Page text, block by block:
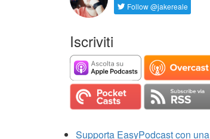
Follow @jakereale
Iscriviti
Supporta EasyPodcast con una